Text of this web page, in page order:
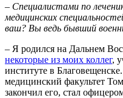
– Специалистами по
медицинских
ваш? Вы ведь бывший
– Я родился на Дальнем
некоторые из моих коллег,
институте в
медицинский факультет
закончил его, стал